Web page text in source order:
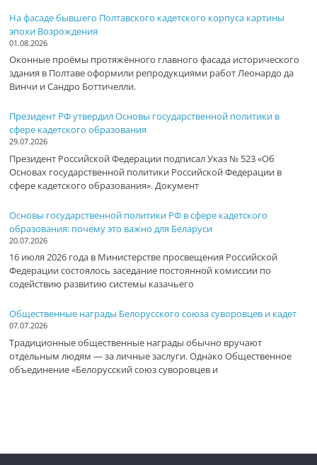
На фасаде бывшего Полтавского кадетского корпуса картины
эпохи Возрождения
01.08.2026
Оконные проёмы протяжённого главного фасада исторического
здания в Полтаве оформили репродукциями работ Леонардо да
Винчи и Сандро Боттичелли.
Президент РФ утвердил Основы государственной политики в
сфере кадетского образования
29.07.2026
Президент Российской Федерации подписал Указ № 523 «Об
Основах государственной политики Российской Федерации в
сфере кадетского образования». Документ
Основы государственной политики РФ в сфере кадетского
образования: почему это важно для Беларуси
20.07.2026
16 июля 2026 года в Министерстве просвещения Российской
Федерации состоялось заседание постоянной комиссии по
содействию развитию системы казачьего
Общественные награды Белорусского союза суворовцев и кадет
07.07.2026
Традиционные общественные награды обычно вручают
отдельным людям — за личные заслуги. Однако Общественное
объединение «Белорусский союз суворовцев и